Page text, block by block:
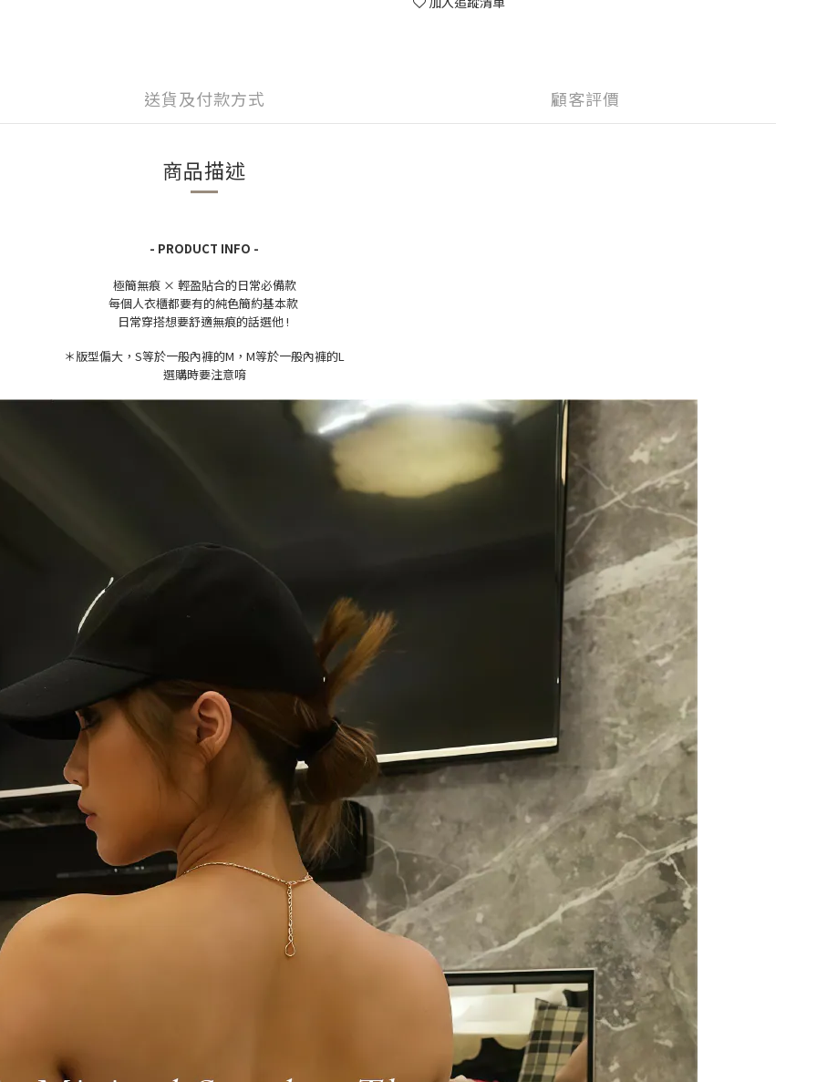
送貨及付款方式 顧客評價
商品描述
- PRODUCT INFO -
極簡無痕 × 輕盈貼合的日常必備款
每個人衣櫃都要有的純色簡約基本款
日常穿搭想要舒適無痕的話選他 !
＊版型偏大，S等於一般內褲的M，M等於一般內褲的L
選購時要注意唷